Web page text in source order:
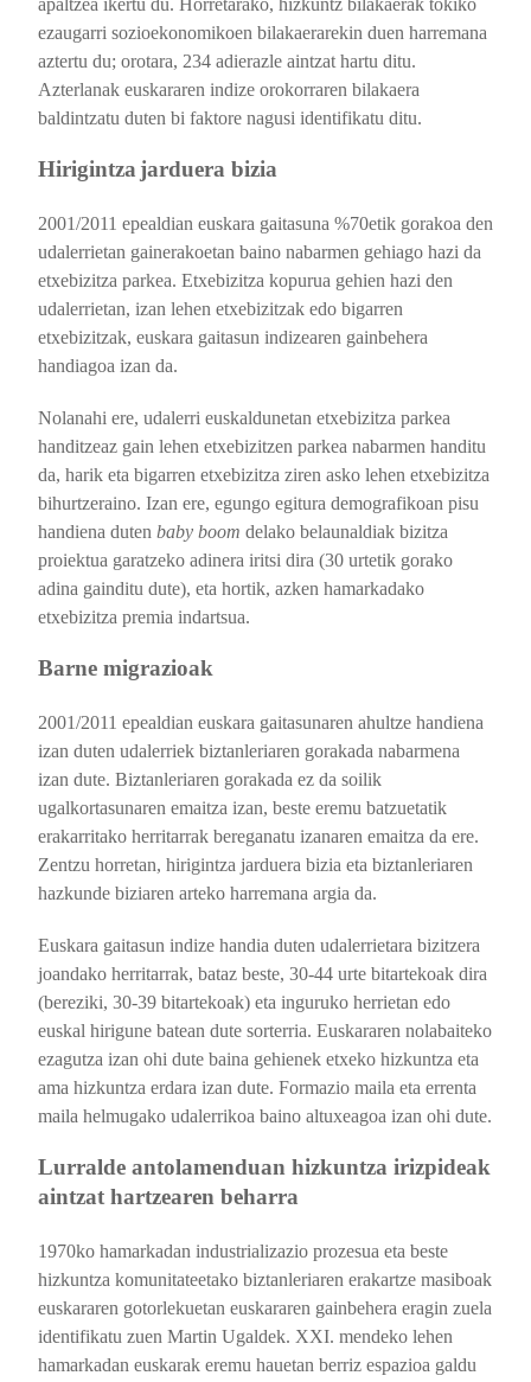
apaltzea ikertu du. Horretarako, hizkuntz bilakaerak tokiko
ezaugarri sozioekonomikoen bilakaerarekin duen harremana
aztertu du; orotara, 234 adierazle aintzat hartu ditu.
Azterlanak euskararen indize orokorraren bilakaera
baldintzatu duten bi faktore nagusi identifikatu ditu.
Hirigintza jarduera bizia
2001/2011 epealdian euskara gaitasuna %70etik gorakoa den
udalerrietan gainerakoetan baino nabarmen gehiago hazi da
etxebizitza parkea. Etxebizitza kopurua gehien hazi den
udalerrietan, izan lehen etxebizitzak edo bigarren
etxebizitzak, euskara gaitasun indizearen gainbehera
handiagoa izan da.
Nolanahi ere, udalerri euskaldunetan etxebizitza parkea
handitzeaz gain lehen etxebizitzen parkea nabarmen handitu
da, harik eta bigarren etxebizitza ziren asko lehen etxebizitza
bihurtzeraino. Izan ere, egungo egitura demografikoan pisu
handiena duten baby boom delako belaunaldiak bizitza
proiektua garatzeko adinera iritsi dira (30 urtetik gorako
adina gainditu dute), eta hortik, azken hamarkadako
etxebizitza premia indartsua.
Barne migrazioak
2001/2011 epealdian euskara gaitasunaren ahultze handiena
izan duten udalerriek biztanleriaren gorakada nabarmena
izan dute. Biztanleriaren gorakada ez da soilik
ugalkortasunaren emaitza izan, beste eremu batzuetatik
erakarritako herritarrak bereganatu izanaren emaitza da ere.
Zentzu horretan, hirigintza jarduera bizia eta biztanleriaren
hazkunde biziaren arteko harremana argia da.
Euskara gaitasun indize handia duten udalerrietara bizitzera
joandako herritarrak, bataz beste, 30-44 urte bitartekoak dira
(bereziki, 30-39 bitartekoak) eta inguruko herrietan edo
euskal hirigune batean dute sorterria. Euskararen nolabaiteko
ezagutza izan ohi dute baina gehienek etxeko hizkuntza eta
ama hizkuntza erdara izan dute. Formazio maila eta errenta
maila helmugako udalerrikoa baino altuxeagoa izan ohi dute.
Lurralde antolamenduan hizkuntza irizpideak
aintzat hartzearen beharra
1970ko hamarkadan industrializazio prozesua eta beste
hizkuntza komunitateetako biztanleriaren erakartze masiboak
euskararen gotorlekuetan euskararen gainbehera eragin zuela
identifikatu zuen Martin Ugaldek. XXI. mendeko lehen
hamarkadan euskarak eremu hauetan berriz espazioa galdu